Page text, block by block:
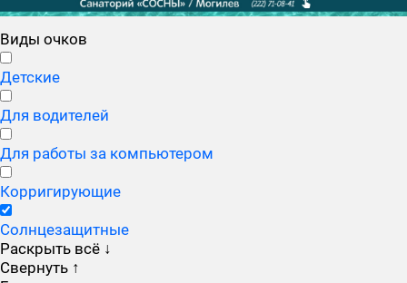
Виды очков
Детские
Для водителей
Для работы за компьютером
Корригирующие
Солнцезащитные
Раскрыть всё ↓
Свернуть ↑